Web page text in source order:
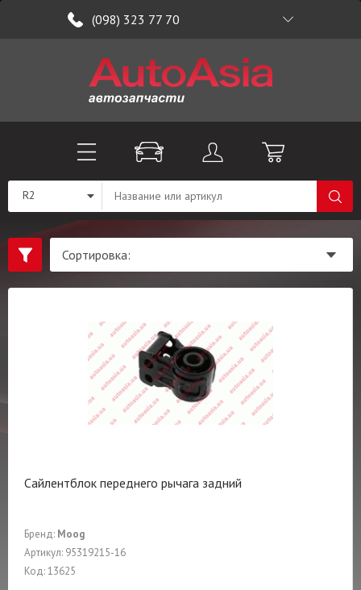
(098) 323 77 70
R2
Сайлентблок переднего рычага задний
Бренд: Moog
Артикул: 95319215-16
Код: 13625